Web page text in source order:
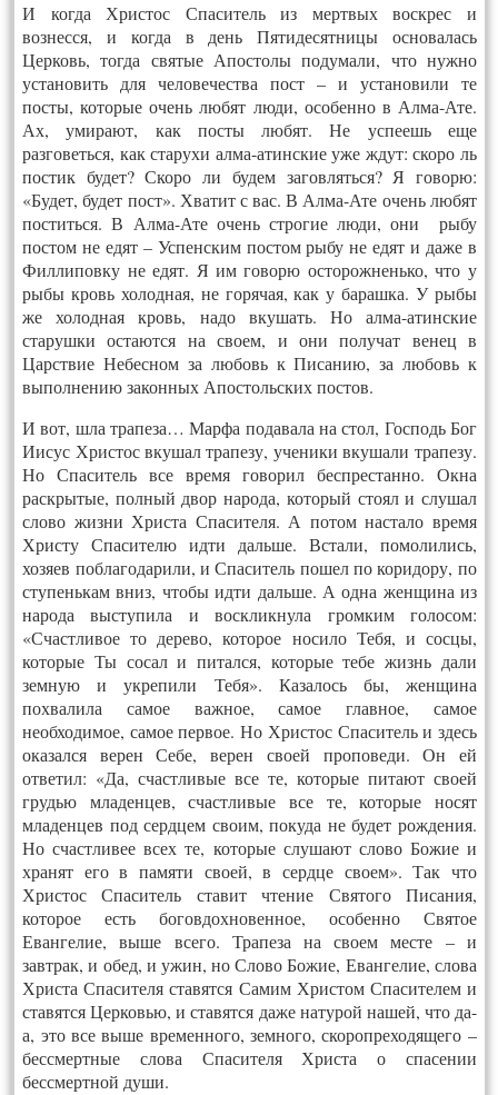
И когда Христос Спаситель из мертвых воскрес и
вознесся, и когда в день Пятидесятницы основалась
Церковь, тогда святые Апостолы подумали, что нужно
установить для человечества пост – и установили те
посты, которые очень любят люди, особенно в Алма-Ате.
Ах, умирают, как посты любят. Не успеешь еще
разговеться, как старухи алма-атинские уже ждут: скоро ль
постик будет? Скоро ли будем заговляться? Я говорю:
«Будет, будет пост». Хватит с вас. В Алма-Ате очень любят
поститься. В Алма-Ате очень строгие люди, они рыбу
постом не едят – Успенским постом рыбу не едят и даже в
Филлиповку не едят. Я им говорю осторожненько, что у
рыбы кровь холодная, не горячая, как у барашка. У рыбы
же холодная кровь, надо вкушать. Но алма-атинские
старушки остаются на своем, и они получат венец в
Царствие Небесном за любовь к Писанию, за любовь к
выполнению законных Апостольских постов.
И вот, шла трапеза… Марфа подавала на стол, Господь Бог
Иисус Христос вкушал трапезу, ученики вкушали трапезу.
Но Спаситель все время говорил беспрестанно. Окна
раскрытые, полный двор народа, который стоял и слушал
слово жизни Христа Спасителя. А потом настало время
Христу Спасителю идти дальше. Встали, помолились,
хозяев поблагодарили, и Спаситель пошел по коридору, по
ступенькам вниз, чтобы идти дальше. А одна женщина из
народа выступила и воскликнула громким голосом:
«Счастливое то дерево, которое носило Тебя, и сосцы,
которые Ты сосал и питался, которые тебе жизнь дали
земную и укрепили Тебя». Казалось бы, женщина
похвалила самое важное, самое главное, самое
необходимое, самое первое. Но Христос Спаситель и здесь
оказался верен Себе, верен своей проповеди. Он ей
ответил: «Да, счастливые все те, которые питают своей
грудью младенцев, счастливые все те, которые носят
младенцев под сердцем своим, покуда не будет рождения.
Но счастливее всех те, которые слушают слово Божие и
хранят его в памяти своей, в сердце своем». Так что
Христос Спаситель ставит чтение Святого Писания,
которое есть боговдохновенное, особенно Святое
Евангелие, выше всего. Трапеза на своем месте – и
завтрак, и обед, и ужин, но Слово Божие, Евангелие, слова
Христа Спасителя ставятся Самим Христом Спасителем и
ставятся Церковью, и ставятся даже натурой нашей, что да-
а, это все выше временного, земного, скоропреходящего –
бессмертные слова Спасителя Христа о спасении
бессмертной души.